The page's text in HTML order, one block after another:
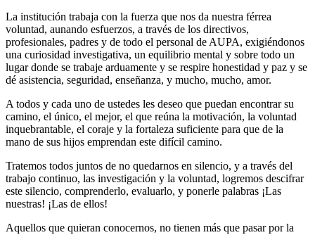
La institución trabaja con la fuerza que nos da nuestra férrea
voluntad, aunando esfuerzos, a través de los directivos,
profesionales, padres y de todo el personal de AUPA, exigiéndonos
una curiosidad investigativa, un equilibrio mental y sobre todo un
lugar donde se trabaje arduamente y se respire honestidad y paz y se
dé asistencia, seguridad, enseñanza, y mucho, mucho, amor.
A todos y cada uno de ustedes les deseo que puedan encontrar su
camino, el único, el mejor, el que reúna la motivación, la voluntad
inquebrantable, el coraje y la fortaleza suficiente para que de la
mano de sus hijos emprendan este difícil camino.
Tratemos todos juntos de no quedarnos en silencio, y a través del
trabajo continuo, las investigación y la voluntad, logremos descifrar
este silencio, comprenderlo, evaluarlo, y ponerle palabras ¡Las
nuestras! ¡Las de ellos!
Aquellos que quieran conocernos, no tienen más que pasar por la